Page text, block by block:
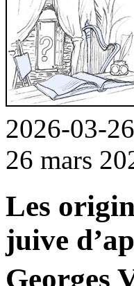
2026-03-26
26 mars
Les
juive
Georges